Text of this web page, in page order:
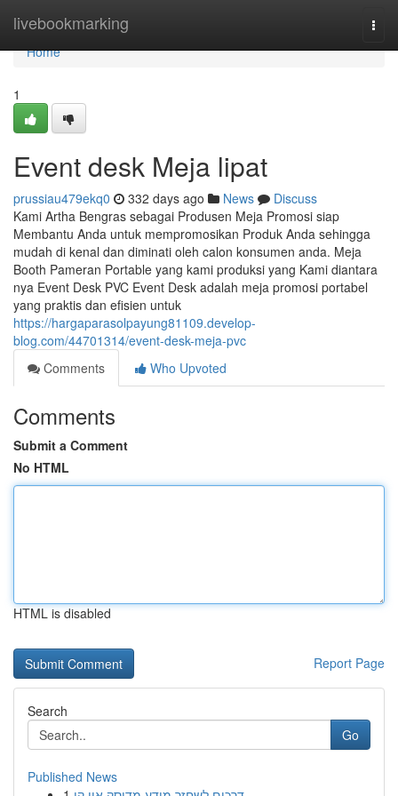
livebookmarking
Home
Home
1
Event desk Meja lipat
prussiau479ekq0 332 days ago News
Discuss
Kami Artha Bengras sebagai Produsen Meja Promosi siap
Membantu Anda untuk mempromosikan Produk Anda sehingga
mudah di kenal dan diminati oleh calon konsumen anda. Meja
Booth Pameran Portable yang kami produksi yang Kami diantara
nya Event Desk PVC Event Desk adalah meja promosi portabel
yang praktis dan efisien untuk
https://hargaparasolpayung81109.develop-
blog.com/44701314/event-desk-meja-pvc
Comments
Who Upvoted
Comments
Submit a Comment
No HTML
HTML is disabled
Report Page
Search
Go
Published News